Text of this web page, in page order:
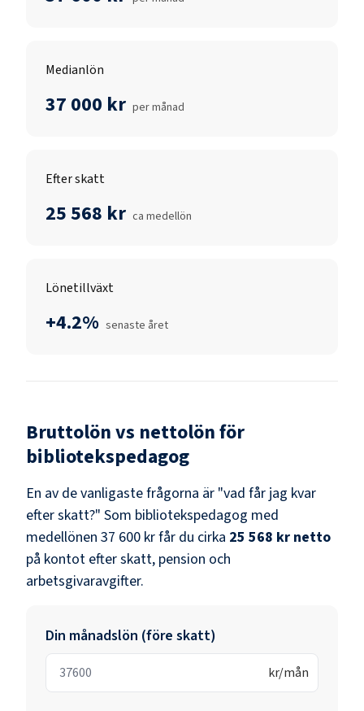
Medianlön
37 000 kr per månad
Efter skatt
25 568 kr ca medellön
Lönetillväxt
+4.2% senaste året
Bruttolön vs nettolön för
bibliotekspedagog
En av de vanligaste frågorna är "vad får jag kvar
efter skatt?" Som bibliotekspedagog med
medellönen 37 600 krfår du cirka 25 568 kr netto
på kontot efter skatt, pension och
arbetsgivaravgifter.
Din månadslön (före skatt)
kr/mån